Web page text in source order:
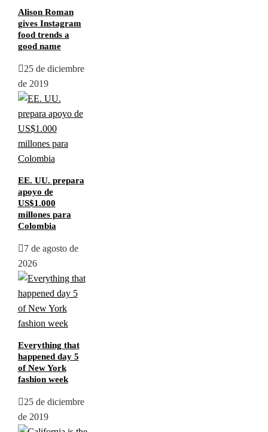
Alison Roman
gives Instagram
food trends a
good name
25 de diciembre
de 2019
EE. UU. prepara
apoyo de
US$1.000
millones para
Colombia
7 de agosto de
2026
Everything that
happened day 5
of New York
fashion week
25 de diciembre
de 2019